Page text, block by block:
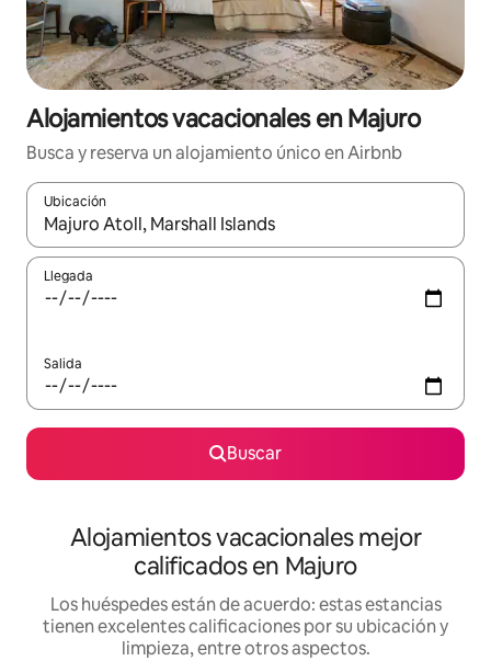
Alojamientos vacacionales en Majuro
Busca y reserva un alojamiento único en Airbnb
Ubicación
Cuando los resultados estén disponibles, podrás navegar
Llegada
Salida
Buscar
Alojamientos vacacionales mejor
calificados en Majuro
Los huéspedes están de acuerdo: estas estancias
tienen excelentes calificaciones por su ubicación y
limpieza, entre otros aspectos.